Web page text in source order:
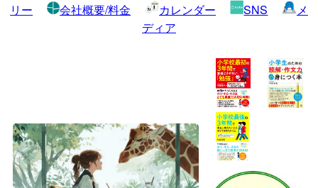
リー
会社概要/料金 カレンダー SNS
メ
ディア